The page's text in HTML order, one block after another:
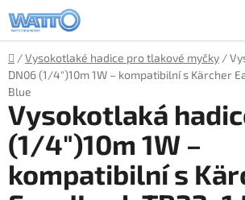
na
obsah
Domů
/Vysokotlaké hadice pro tlakové myčky /
DN06 (1/4")10m 1W – kompatibilní s Kärcher
Blue
Vysokotlaká
(1/4")10m 1W –
kompatibilní s